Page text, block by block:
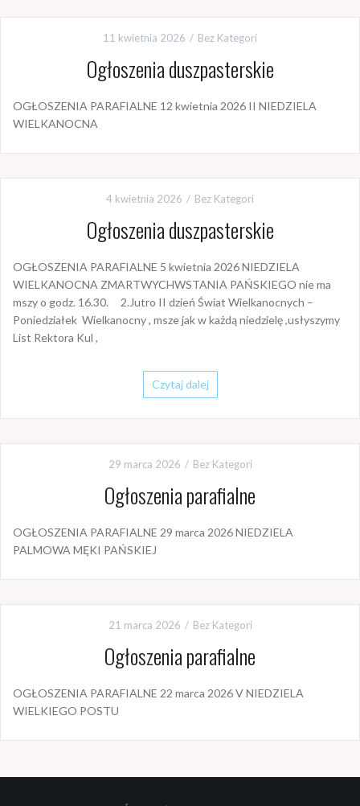
11 kwietnia 2026 Bez Kategori
Ogłoszenia duszpasterskie
OGŁOSZENIA PARAFIALNE 12 kwietnia 2026 II NIEDZIELA
WIELKANOCNA
4 kwietnia 2026 Bez Kategori
Ogłoszenia duszpasterskie
OGŁOSZENIA PARAFIALNE 5 kwietnia 2026 NIEDZIELA
WIELKANOCNA ZMARTWYCHWSTANIA PAŃSKIEGO nie ma
mszy o godz. 16.30. 2.Jutro II dzień Świat Wielkanocnych –
Poniedziałek Wielkanocny , msze jak w każdą niedzielę ,usłyszymy
List Rektora Kul ,
Czytaj dalej
29 marca 2026 Bez Kategori
Ogłoszenia parafialne
OGŁOSZENIA PARAFIALNE 29 marca 2026 NIEDZIELA
PALMOWA MĘKI PAŃSKIEJ
21 marca 2026 Bez Kategori
Ogłoszenia parafialne
OGŁOSZENIA PARAFIALNE 22 marca 2026 V NIEDZIELA
WIELKIEGO POSTU